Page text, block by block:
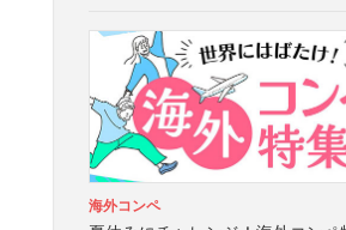
海外コンペ